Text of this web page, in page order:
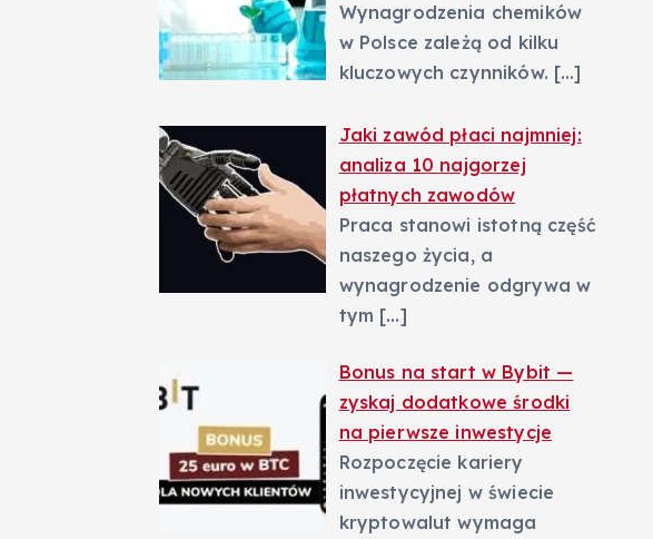
Wynagrodzenia chemików
w Polsce zależą od kilku
kluczowych czynników. […]
Jaki zawód płaci najmniej:
analiza 10 najgorzej
płatnych zawodów
Praca stanowi istotną część
naszego życia, a
wynagrodzenie odgrywa w
tym […]
Bonus na start w Bybit —
zyskaj dodatkowe środki
na pierwsze inwestycje
Rozpoczęcie kariery
inwestycyjnej w świecie
kryptowalut wymaga